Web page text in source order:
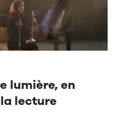
lumière, en
lecture